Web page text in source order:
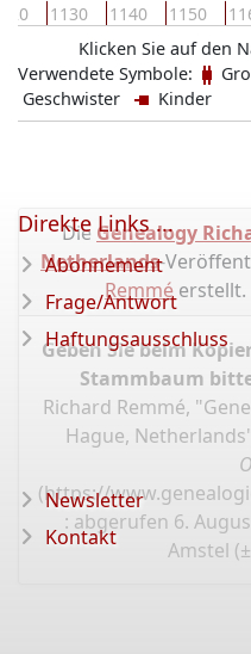
1130 1140 1150
Klicken Sie auf den
Verwendete Symbole:
Geschwister
Kinder
Die Genealogy
Netherlands-
Remméerstellt.
Geben Sie beim
Stammbaum
Richard Remmé,
Hague,
(https://
: abgerufen 6.
Amstel
Direkte Links ...
Abonnement
Frage/Antwort
Haftungsausschluss
Newsletter
Kontakt